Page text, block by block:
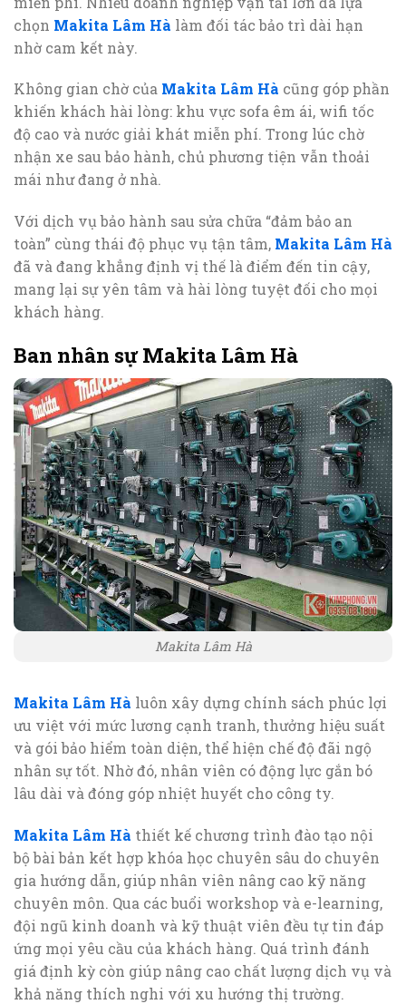
chọn Makita Lâm Hà làm đối tác bảo trì dài hạn
nhờ cam kết này.
Không gian chờ của Makita Lâm Hà cũng góp phần
khiến khách hài lòng: khu vực sofa êm ái, wifi tốc
độ cao và nước giải khát miễn phí. Trong lúc chờ
nhận xe sau bảo hành, chủ phương tiện vẫn thoải
mái như đang ở nhà.
Với dịch vụ bảo hành sau sửa chữa “đảm bảo an
toàn” cùng thái độ phục vụ tận tâm, Makita Lâm Hà
đã và đang khẳng định vị thế là điểm đến tin cậy,
mang lại sự yên tâm và hài lòng tuyệt đối cho mọi
khách hàng.
Ban nhân sự Makita Lâm Hà
Makita Lâm Hà
Makita Lâm Hà luôn xây dựng chính sách phúc lợi
ưu việt với mức lương cạnh tranh, thưởng hiệu suất
và gói bảo hiểm toàn diện, thể hiện chế độ đãi ngộ
nhân sự tốt. Nhờ đó, nhân viên có động lực gắn bó
lâu dài và đóng góp nhiệt huyết cho công ty.
Makita Lâm Hà thiết kế chương trình đào tạo nội
bộ bài bản kết hợp khóa học chuyên sâu do chuyên
gia hướng dẫn, giúp nhân viên nâng cao kỹ năng
chuyên môn. Qua các buổi workshop và e-learning,
đội ngũ kinh doanh và kỹ thuật viên đều tự tin đáp
ứng mọi yêu cầu của khách hàng. Quá trình đánh
giá định kỳ còn giúp nâng cao chất lượng dịch vụ và
khả năng thích nghi với xu hướng thị trường.